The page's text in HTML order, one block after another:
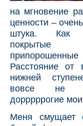
на мгновение
ценности –
штука. Как
покрытые
Расстояние от
нижней
вовсе не
дорррррогие
Меня смущает